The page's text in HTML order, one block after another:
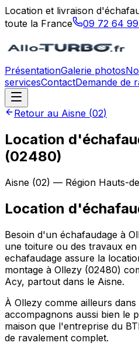
Location et livraison
toute la France
09 72 64
PrésentationGalerie photos
servicesContactDemande de
Retour au Aisne (02)
Location
(02480)
Aisne (02) — Région Hauts-
Location
Besoin d'un échafaudage à
une toiture ou des travaux
echafaudage assure la
montage à Ollezy (02480)
Acy, partout dans le Aisne.
À Ollezy comme ailleurs
accompagnons aussi bien le
maison que l'entreprise du
de ravalement complet.